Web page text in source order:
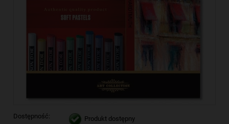
Dostępność:
Produkt dostępny